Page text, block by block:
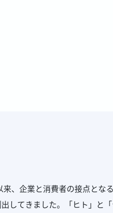
、企業と消費者の接点とな
してきました。「ヒト」と